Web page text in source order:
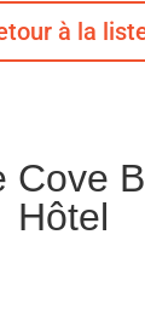
Cove
Hôtel